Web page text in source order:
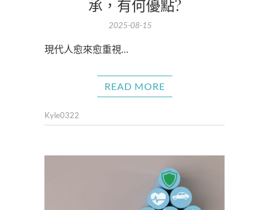
承，有何優點?
2025-08-15
現代人愈來愈重視…
READ MORE
Kyle0322